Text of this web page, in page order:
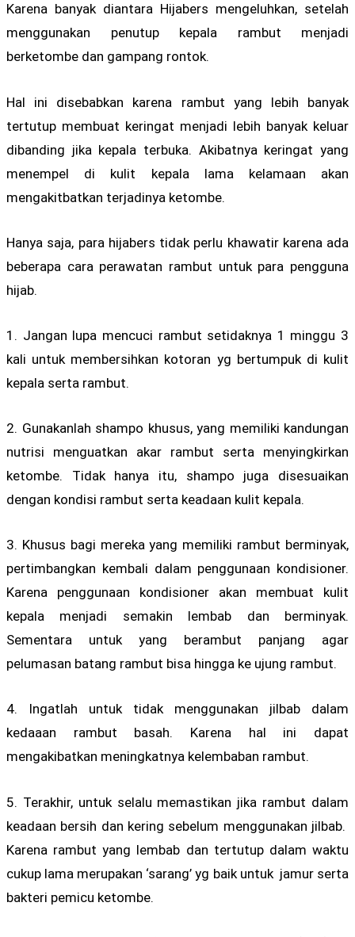
Karena banyak diantara Hijabers mengeluhkan, setelah
menggunakan penutup kepala rambut menjadi
berketombe dan gampang rontok.
Hal ini disebabkan karena rambut yang lebih banyak
tertutup membuat keringat menjadi lebih banyak keluar
dibanding jika kepala terbuka. Akibatnya keringat yang
menempel di kulit kepala lama kelamaan akan
mengakitbatkan terjadinya ketombe.
Hanya saja, para hijabers tidak perlu khawatir karena ada
beberapa cara perawatan rambut untuk para pengguna
hijab.
1. Jangan lupa mencuci rambut setidaknya 1 minggu 3
kali untuk membersihkan kotoran yg bertumpuk di kulit
kepala serta rambut.
2. Gunakanlah shampo khusus, yang memiliki kandungan
nutrisi menguatkan akar rambut serta menyingkirkan
ketombe. Tidak hanya itu, shampo juga disesuaikan
dengan kondisi rambut serta keadaan kulit kepala.
3. Khusus bagi mereka yang memiliki rambut berminyak,
pertimbangkan kembali dalam penggunaan kondisioner.
Karena penggunaan kondisioner akan membuat kulit
kepala menjadi semakin lembab dan berminyak.
Sementara untuk yang berambut panjang agar
pelumasan batang rambut bisa hingga ke ujung rambut.
4. Ingatlah untuk tidak menggunakan jilbab dalam
kedaaan rambut basah. Karena hal ini dapat
mengakibatkan meningkatnya kelembaban rambut.
5. Terakhir, untuk selalu memastikan jika rambut dalam
keadaan bersih dan kering sebelum menggunakan jilbab.
Karena rambut yang lembab dan tertutup dalam waktu
cukup lama merupakan ‘sarang’ yg baik untuk jamur serta
bakteri pemicu ketombe.